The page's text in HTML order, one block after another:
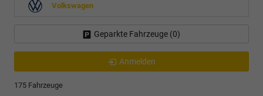
Volkswagen
Geparkte Fahrzeuge (0)
Anmelden
175 Fahrzeuge